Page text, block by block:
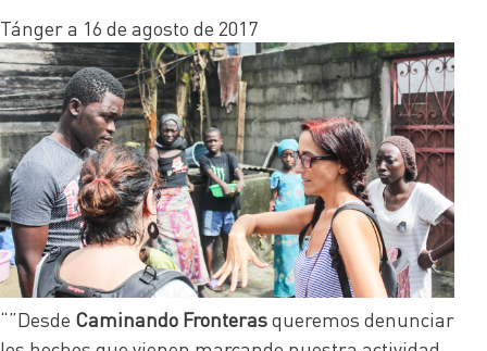
Tánger a 16 de agosto de 2017
“”Desde Caminando Fronterasqueremos denunciar